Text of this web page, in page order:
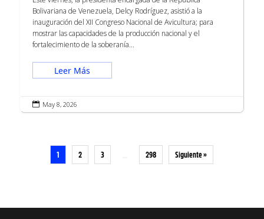
Bolivariana de Venezuela, Delcy Rodríguez, asistió a la
inauguración del XII Congreso Nacional de Avicultura; para
mostrar las capacidades de la producción nacional y el
fortalecimiento de la soberanía...
Leer Más
 May 8, 2026
1 2 3 298 Siguiente »